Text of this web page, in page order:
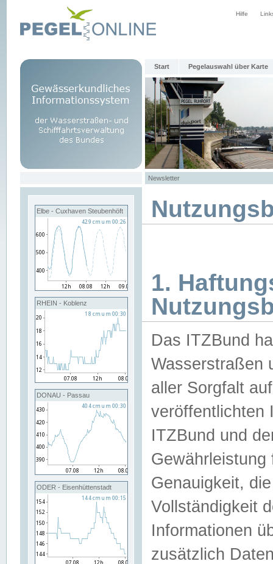
Hilfe
Start Pegelauswahl über Karte
Newsletter
Elbe - Cuxhaven Steubenhöft
RHEIN - Koblenz
DONAU - Passau
ODER - Eisenhüttenstadt
1.
Das ITZBund
Wasserstraßen
aller Sorgfalt
veröffentlichten
ITZBund und
Genauigkeit,
Vollständigkeit
Informationen
zusätzlich